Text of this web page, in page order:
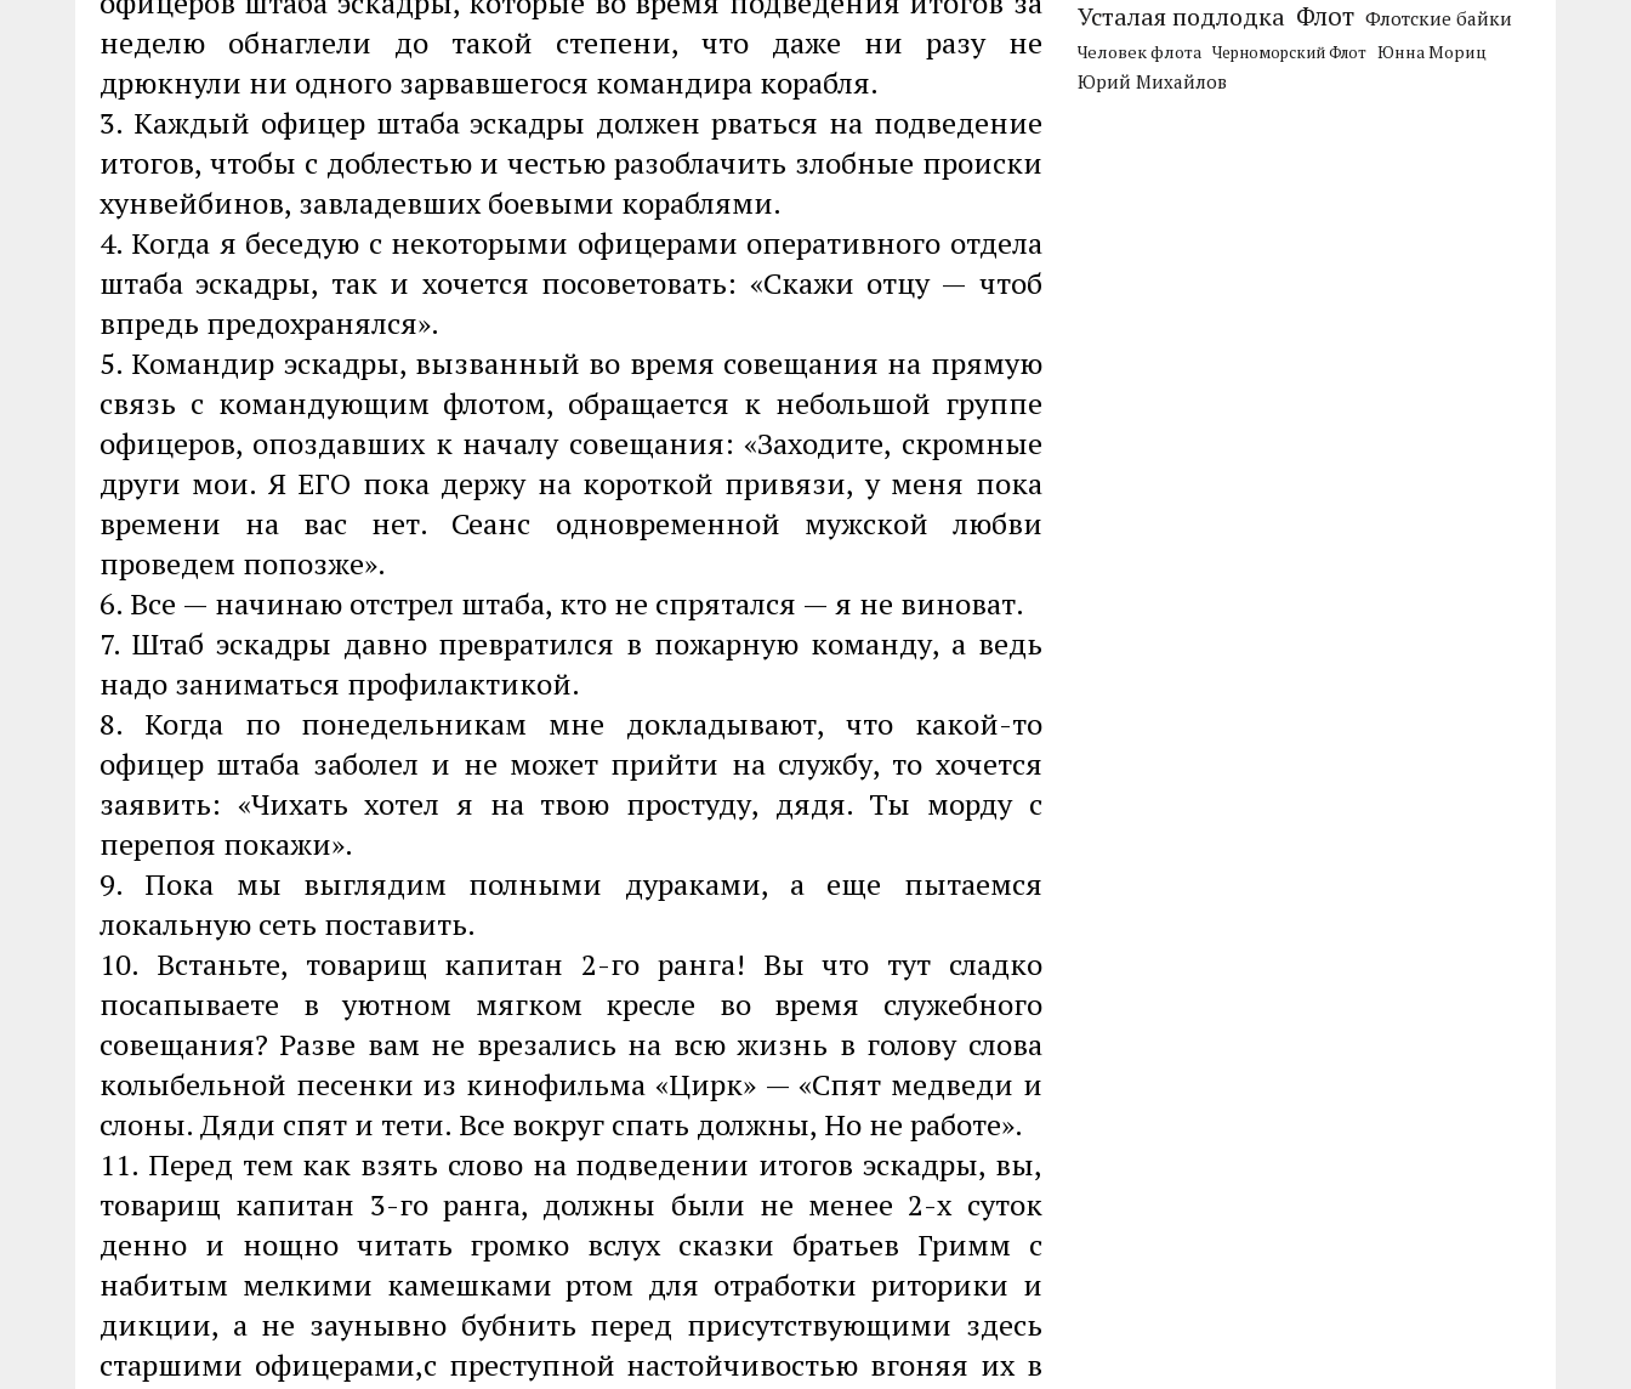
неделю обнаглели до такой степени, что даже ни разу не
дрюкнули ни одного зарвавшегося командира корабля.
3. Каждый офицер штаба эскадры должен рваться на подведение
итогов, чтобы с доблестью и честью разоблачить злобные происки
хунвейбинов, завладевших боевыми кораблями.
4. Когда я беседую с некоторыми офицерами оперативного отдела
штаба эскадры, так и хочется посоветовать: «Скажи отцу — чтоб
впредь предохранялся».
5. Командир эскадры, вызванный во время совещания на прямую
связь с командующим флотом, обращается к небольшой группе
офицеров, опоздавших к началу совещания: «Заходите, скромные
други мои. Я ЕГО пока держу на короткой привязи, у меня пока
времени на вас нет. Сеанс одновременной мужской любви
проведем попозже».
6. Все — начинаю отстрел штаба, кто не спрятался — я не виноват.
7. Штаб эскадры давно превратился в пожарную команду, а ведь
надо заниматься профилактикой.
8. Когда по понедельникам мне докладывают, что какой-то
офицер штаба заболел и не может прийти на службу, то хочется
заявить: «Чихать хотел я на твою простуду, дядя. Ты морду с
перепоя покажи».
9. Пока мы выглядим полными дураками, а еще пытаемся
локальную сеть поставить.
10. Встаньте, товарищ капитан 2-го ранга! Вы что тут сладко
посапываете в уютном мягком кресле во время служебного
совещания? Разве вам не врезались на всю жизнь в голову слова
колыбельной песенки из кинофильма «Цирк» — «Спят медведи и
слоны. Дяди спят и тети. Все вокруг спать должны, Но не работе».
11. Перед тем как взять слово на подведении итогов эскадры, вы,
товарищ капитан 3-го ранга, должны были не менее 2-х суток
денно и нощно читать громко вслух сказки братьев Гримм с
набитым мелкими камешками ртом для отработки риторики и
дикции, а не заунывно бубнить перед присутствующими здесь
старшими офицерами,с преступной настойчивостью вгоняя их в
Усталая подлодка Флот Флотские байки
Человек флота Черноморский Флот Юнна Мориц
Юрий Михайлов